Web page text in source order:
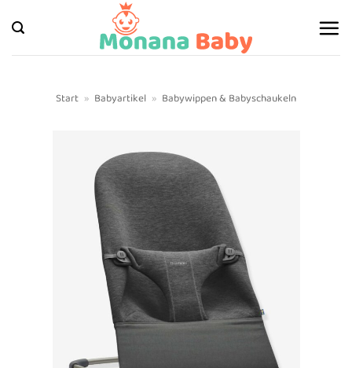
Inhalt
springen
Start » Babyartikel » Babywippen & Babyschaukeln